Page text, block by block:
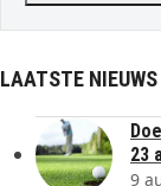
LAATSTE NIEUWS
23
9